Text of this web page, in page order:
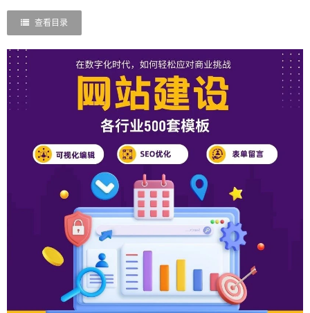
查看目录